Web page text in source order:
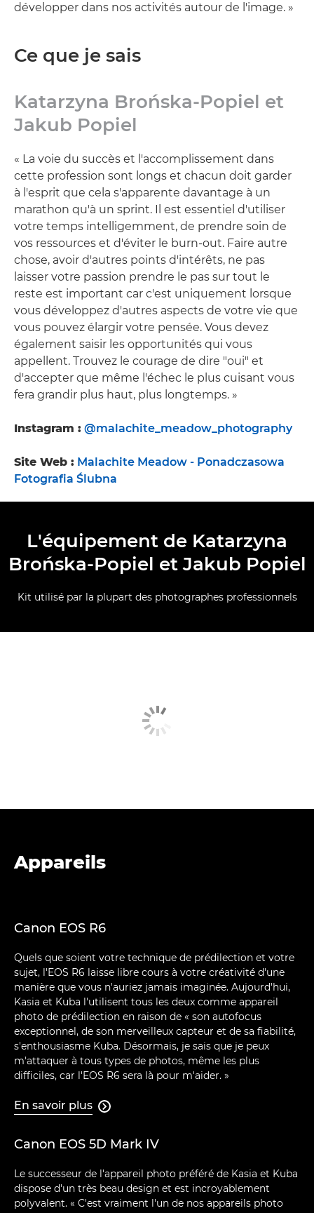
développer dans nos activités autour de l'image. »
Ce que je sais
Katarzyna Brońska-Popiel et
Jakub Popiel
« La voie du succès et l'accomplissement dans
cette profession sont longs et chacun doit garder
à l'esprit que cela s'apparente davantage à un
marathon qu'à un sprint. Il est essentiel d'utiliser
votre temps intelligemment, de prendre soin de
vos ressources et d'éviter le burn-out. Faire autre
chose, avoir d'autres points d'intérêts, ne pas
laisser votre passion prendre le pas sur tout le
reste est important car c'est uniquement lorsque
vous développez d'autres aspects de votre vie que
vous pouvez élargir votre pensée. Vous devez
également saisir les opportunités qui vous
appellent. Trouvez le courage de dire "oui" et
d'accepter que même l'échec le plus cuisant vous
fera grandir plus haut, plus longtemps. »
Instagram : @malachite_meadow_photography
Site Web : Malachite Meadow - Ponadczasowa
Fotografia Ślubna
L'équipement de Katarzyna
Brońska-Popiel et Jakub Popiel
Kit utilisé par la plupart des photographes professionnels
Appareils
Canon EOS R6
Quels que soient votre technique de prédilection et votre
sujet, l'EOS R6 laisse libre cours à votre créativité d'une
manière que vous n'auriez jamais imaginée. Aujourd'hui,
Kasia et Kuba l'utilisent tous les deux comme appareil
photo de prédilection en raison de « son autofocus
exceptionnel, de son merveilleux capteur et de sa fiabilité,
s'enthousiasme Kuba. Désormais, je sais que je peux
m'attaquer à tous types de photos, même les plus
difficiles, car l'EOS R6 sera là pour m'aider. »
En savoir plus 
Canon EOS 5D Mark IV
Le successeur de l'appareil photo préféré de Kasia et Kuba
dispose d'un très beau design et est incroyablement
polyvalent. « C'est vraiment l'un de nos appareils photo